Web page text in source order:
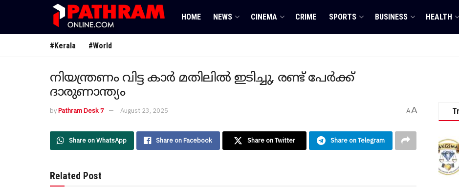
HOME NEWS CINEMA CRIME SPORTS BUSINESS HEALTH
#Kerala #World
നിയന്ത്രണം വിട്ട കാർ മതിലിൽ ഇടിച്ചു, രണ്ട് പേർക്ക്
ദാരുണാന്ത്യം
byPathram Desk 7 August 23, 2025 AA
Share on WhatsApp Share on Facebook Share on Twitter Share on Telegram
Related Post